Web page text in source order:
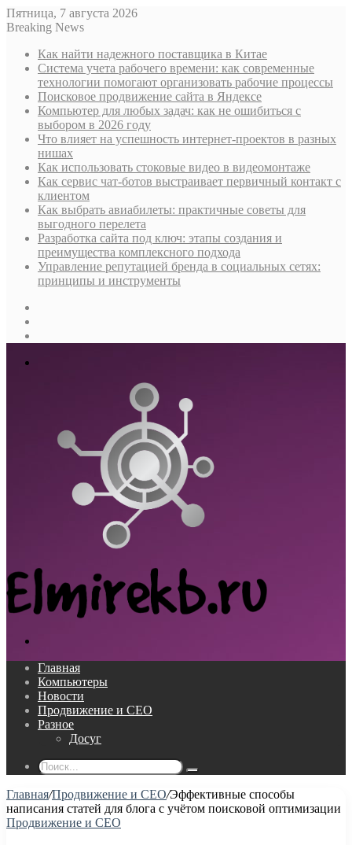
Пятница, 7 августа 2026
Breaking News
Как найти надежного поставщика в Китае
Система учета рабочего времени: как современные
технологии помогают организовать рабочие процессы
Поисковое продвижение сайта в Яндексе
Компьютер для любых задач: как не ошибиться с
выбором в 2026 году
Что влияет на успешность интернет-проектов в разных
нишах
Как использовать стоковые видео в видеомонтаже
Как сервис чат-ботов выстраивает первичный контакт с
клиентом
Как выбрать авиабилеты: практичные советы для
выгодного перелета
Разработка сайта под ключ: этапы создания и
преимущества комплексного подхода
Управление репутацией бренда в социальных сетях:
принципы и инструменты
Главная
Компьютеры
Новости
Продвижение и СЕО
Разное
Досуг
Поиск...
Главная/Продвижение и СЕО/Эффективные способы
написания статей для блога с учётом поисковой оптимизации
Продвижение и СЕО